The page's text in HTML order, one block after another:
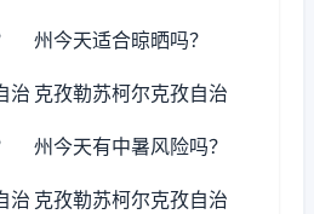
州今天适合晾晒吗？
治 克孜勒苏柯尔克孜自治
州今天有中暑风险吗？
治 克孜勒苏柯尔克孜自治